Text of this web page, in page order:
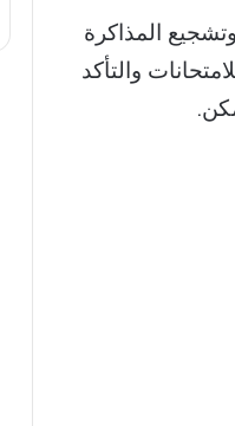
المذاكرة
والتأكد